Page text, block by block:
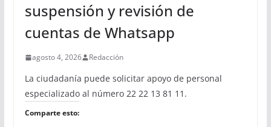
suspensión y revisión de
cuentas de Whatsapp
agosto 4, 2026 Redacción
La ciudadanía puede solicitar apoyo de personal
especializado al número 22 22 13 81 11.
Comparte esto: